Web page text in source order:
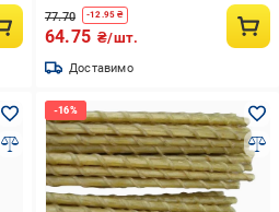
77.70 -12.95 ₴
64.75 ₴/шт.
Доставимо